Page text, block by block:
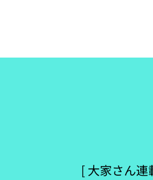
[ 大家さん連